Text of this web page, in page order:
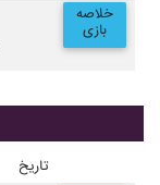
خلاصه
بازی
تاریخ